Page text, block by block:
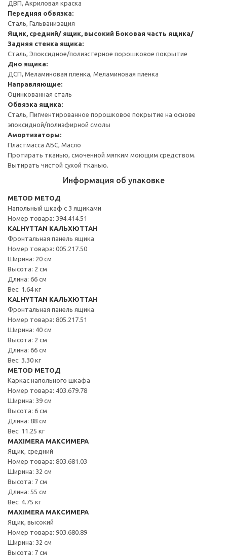
ДВП, Акриловая краска
Передняя обвязка:
Сталь, Гальванизация
Ящик, средний/ ящик, высокий Боковая часть ящика/
Задняя стенка ящика:
Сталь, Эпоксидное/полиэстерное порошковое покрытие
Дно ящика:
ДСП, Меламиновая пленка, Меламиновая пленка
Направляющие:
Оцинкованная сталь
Обвязка ящика:
Сталь, Пигментированное порошковое покрытие на основе
эпоксидной/полиэфирной смолы
Амортизаторы:
Пластмасса АБС, Масло
Протирать тканью, смоченной мягким моющим средством.
Вытирать чистой сухой тканью.
Информация об упаковке
METOD МЕТОД
Напольный шкаф с 3 ящиками
Номер товара: 394.414.51
KALHYTTAN КАЛЬХЮТТАН
Фронтальная панель ящика
Номер товара: 005.217.50
Ширина: 20 см
Высота: 2 см
Длина: 66 см
Вес: 1.64 кг
KALHYTTAN КАЛЬХЮТТАН
Фронтальная панель ящика
Номер товара: 805.217.51
Ширина: 40 см
Высота: 2 см
Длина: 66 см
Вес: 3.30 кг
METOD МЕТОД
Каркас напольного шкафа
Номер товара: 403.679.78
Ширина: 39 см
Высота: 6 см
Длина: 88 см
Вес: 11.25 кг
MAXIMERA МАКСИМЕРА
Ящик, средний
Номер товара: 803.681.03
Ширина: 32 см
Высота: 7 см
Длина: 55 см
Вес: 4.75 кг
MAXIMERA МАКСИМЕРА
Ящик, высокий
Номер товара: 903.680.89
Ширина: 32 см
Высота: 7 см